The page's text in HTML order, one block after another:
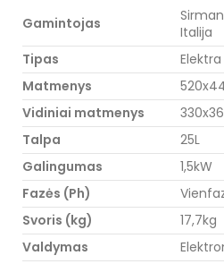
Gamintojas
Italija
Tipas
Elektra
Matmenys
Vidiniai matmenys
Talpa
25L
Galingumas
1,5kW
Fazės (Ph)
Svoris (kg)
17,7kg
Valdymas